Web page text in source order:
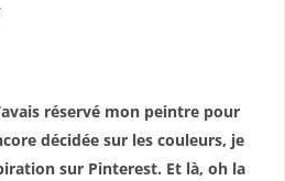
réservé mon peintre pour
décidée sur les couleurs, je
sur Pinterest. Et là, oh la